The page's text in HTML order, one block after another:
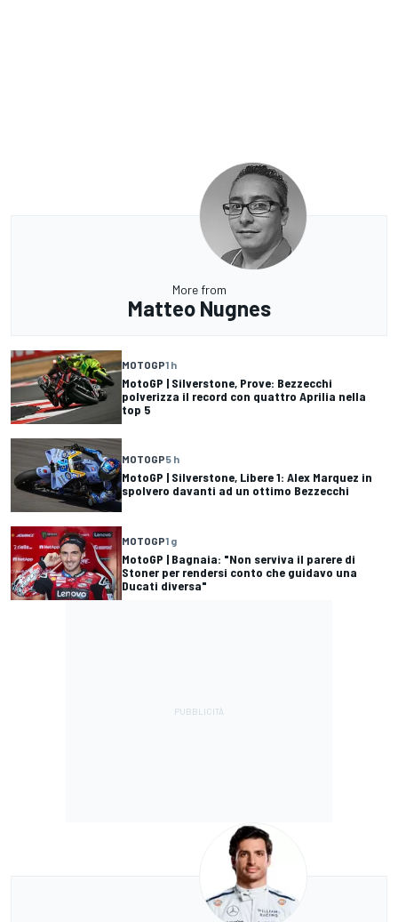
More from
Matteo Nugnes
MOTOGP1 h
MotoGP | Silverstone, Prove: Bezzecchi
polverizza il record con quattro Aprilia nella
top 5
MOTOGP5 h
MotoGP | Silverstone, Libere 1: Alex Marquez in
spolvero davanti ad un ottimo Bezzecchi
MOTOGP1 g
MotoGP | Bagnaia: "Non serviva il parere di
Stoner per rendersi conto che guidavo una
Ducati diversa"